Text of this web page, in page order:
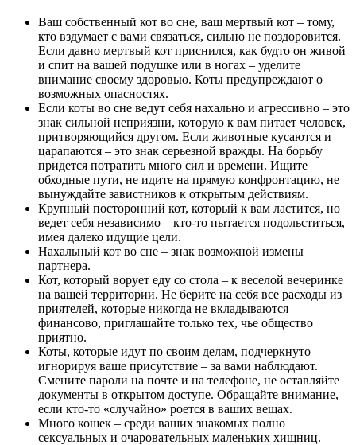
Ваш собственный кот во сне, ваш мертвый кот – тому,
кто вздумает с вами связаться, сильно не поздоровится.
Если давно мертвый кот приснился, как будто он живой
и спит на вашей подушке или в ногах – уделите
внимание своему здоровью. Коты предупреждают о
возможных опасностях.
Если коты во сне ведут себя нахально и агрессивно – это
знак сильной неприязни, которую к вам питает человек,
притворяющийся другом. Если животные кусаются и
царапаются – это знак серьезной вражды. На борьбу
придется потратить много сил и времени. Ищите
обходные пути, не идите на прямую конфронтацию, не
вынуждайте завистников к открытым действиям.
Крупный посторонний кот, который к вам ластится, но
ведет себя независимо – кто-то пытается подольститься,
имея далеко идущие цели.
Нахальный кот во сне – знак возможной измены
партнера.
Кот, который ворует еду со стола – к веселой вечеринке
на вашей территории. Не берите на себя все расходы из
приятелей, которые никогда не вкладываются
финансово, приглашайте только тех, чье общество
приятно.
Коты, которые идут по своим делам, подчеркнуто
игнорируя ваше присутствие – за вами наблюдают.
Смените пароли на почте и на телефоне, не оставляйте
документы в открытом доступе. Обращайте внимание,
если кто-то «случайно» роется в ваших вещах.
Много кошек – среди ваших знакомых полно
сексуальных и очаровательных маленьких хищниц.